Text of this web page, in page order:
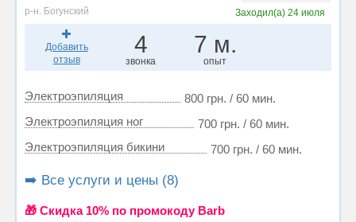
р-н. Богунский
Заходил(а)24 июля
Добавить
отзыв
4
звонка
7 м.
опыт
Электроэпиляция
800 грн. / 60 мин.
Электроэпиляция ног
700 грн. / 60 мин.
Электроэпиляция бикини
700 грн. / 60 мин.
➡️ Все услуги и цены (8)
🎁 Cкидка 10% по промокоду Barb